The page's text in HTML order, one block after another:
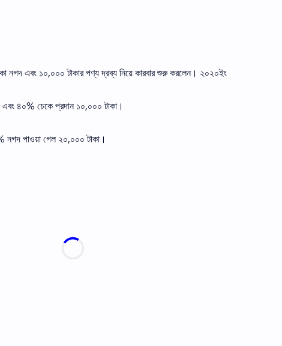
নগদ এবং ১০,০০০ টাকার পণ্য দ্রব্য নিয়ে কারবার শুরু করলেন। ২০২০ইং
৪০% চেকে প্রদান ১০,০০০ টাকা।
নগদ পাওয়া গেল ২০,০০০ টাকা।